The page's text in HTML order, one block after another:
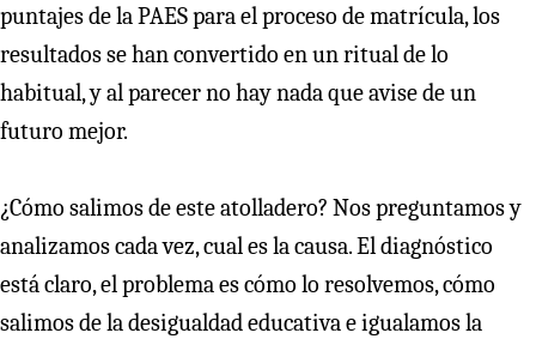
puntajes de la PAES para el proceso de matrícula, los
resultados se han convertido en un ritual de lo
habitual, y al parecer no hay nada que avise de un
futuro mejor.
¿Cómo salimos de este atolladero? Nos preguntamos y
analizamos cada vez, cual es la causa. El diagnóstico
está claro, el problema es cómo lo resolvemos, cómo
salimos de la desigualdad educativa e igualamos la